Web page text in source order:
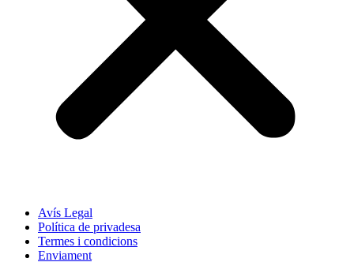
Avís Legal
Política de privadesa
Termes i condicions
Enviament